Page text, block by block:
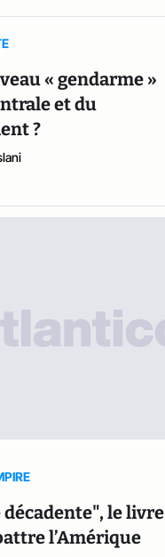
« gendarme »
et du
?
décadente", le livre
l’Amérique